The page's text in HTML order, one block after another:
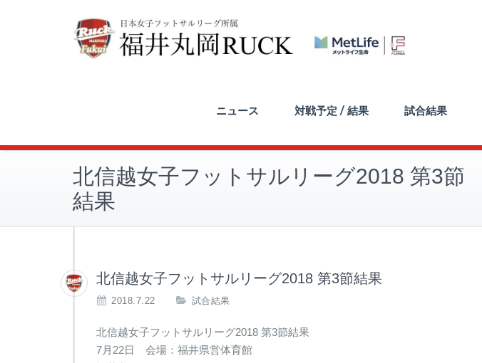
ニュース 対戦予定 / 結果 試合結果
北信越女子フットサルリーグ2018 第3節
結果
北信越女子フットサルリーグ2018 第3節結果
2018.7.22 試合結果
北信越女子フットサルリーグ2018 第3節結果
7月22日 会場：福井県営体育館